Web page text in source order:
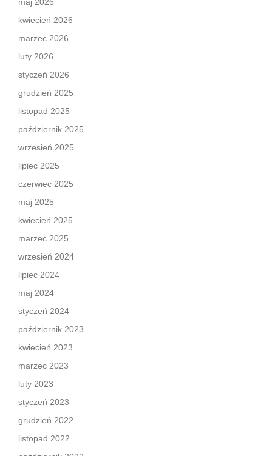
kwiecień 2026
marzec 2026
luty 2026
styczeń 2026
grudzień 2025
listopad 2025
październik 2025
wrzesień 2025
lipiec 2025
czerwiec 2025
maj 2025
kwiecień 2025
marzec 2025
wrzesień 2024
lipiec 2024
maj 2024
styczeń 2024
październik 2023
kwiecień 2023
marzec 2023
luty 2023
styczeń 2023
grudzień 2022
listopad 2022